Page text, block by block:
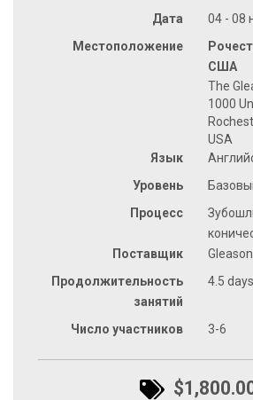
Дата
04 - 08
Местоположение
США
The
1000
USA
Язык
Уровень
Процесс
Поставщик
Gleason
Продолжительность
занятий
4.5 days
Число участников 3-6